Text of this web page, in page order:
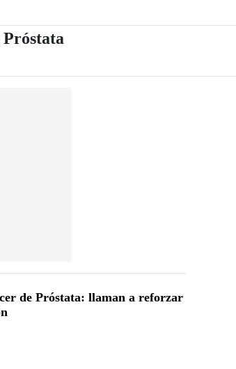
- Periódico El Dia Digital
de Próstata: llaman a reforzar